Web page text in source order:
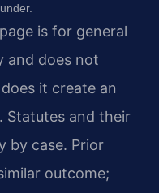
is for general
and does not
it create an
Statutes and their
by case. Prior
outcome;